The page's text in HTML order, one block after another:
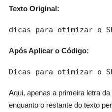
Texto Original:
dicas para otimizar o
Após Aplicar o Código:
Dicas para otimizar o
Aqui, apenas a primeira letra
enquanto o restante do texto